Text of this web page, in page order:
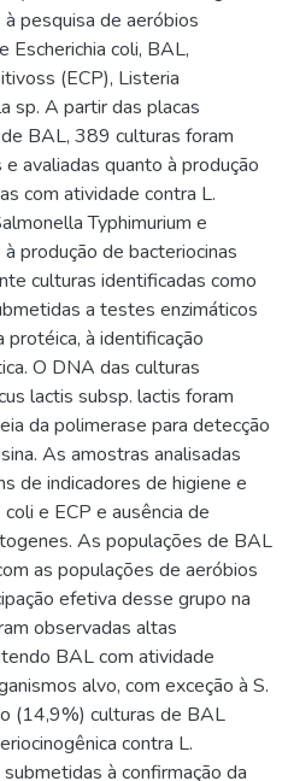
pesquisa de aeróbios
coli, BAL,
(ECP), Listeria
sp. A partir das placas
BAL, 389 culturas foram
avaliadas quanto à produção
com atividade contra L.
Typhimurium e
produção de bacteriocinas
culturas identificadas como
a testes enzimáticos
protéica, à identificação
O DNA das culturas
lactis subsp. lactis foram
da polimerase para detecção
As amostras analisadas
de indicadores de higiene e
e ECP e ausência de
As populações de BAL
as populações de aeróbios
efetiva desse grupo na
observadas altas
BAL com atividade
alvo, com exceção à S.
(14,9%) culturas de BAL
contra L.
à confirmação da